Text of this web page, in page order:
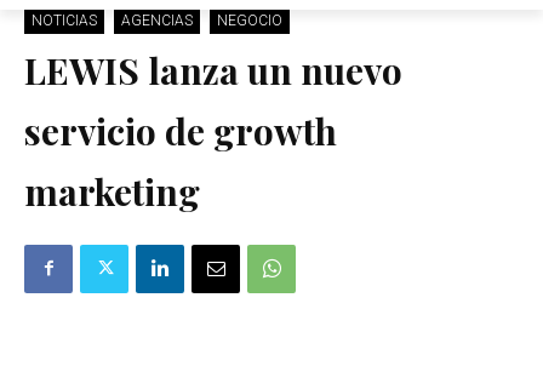
NOTICIAS AGENCIAS NEGOCIO
LEWIS lanza un nuevo
servicio de growth
marketing